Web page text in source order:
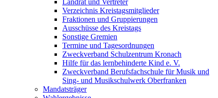
Landrat und Vertreter
Verzeichnis Kreistagsmitglieder
Fraktionen und Gruppierungen
Ausschüsse des Kreistags
Sonstige Gremien
Termine und Tagesordnungen
Zweckverband Schulzentrum Kronach
Hilfe für das lernbehinderte Kind e. V.
Zweckverband Berufsfachschule für Musik und
Sing- und Musikschulwerk Oberfranken
Mandatsträger